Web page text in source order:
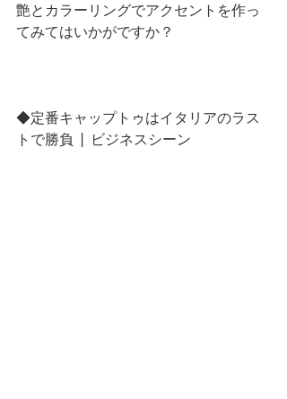
艶とカラーリングでアクセントを作っ
てみてはいかがですか？
◆定番キャップトゥはイタリアのラス
トで勝負 | ビジネスシーン